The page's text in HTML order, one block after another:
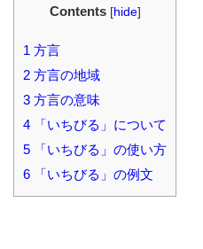
Contents [hide]
1 方言
2 方言の地域
3 方言の意味
4 「いちびる」について
5 「いちびる」の使い方
6 「いちびる」の例文